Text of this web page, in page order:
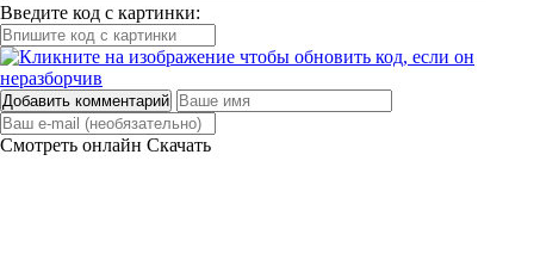
Введите код с картинки:
Добавить комментарий
Смотреть онлайн Скачать